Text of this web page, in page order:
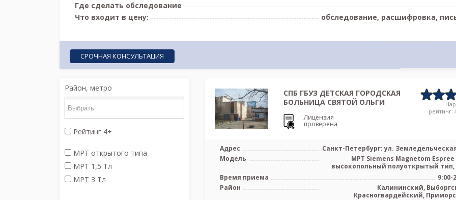
Где сделать обследование
Что входит в цену:
обследование, расшифровка,
СРОЧНАЯ КОНСУЛЬТАЦИЯ
Район, метро
Рейтинг 4+
МРТ открытого типа
МРТ 1,5 Тл
МРТ 3 Тл
СПБ ГБУЗ ДЕТСКАЯ ГОРОДСКАЯ
БОЛЬНИЦА СВЯТОЙ ОЛЬГИ
Лицензия
проверена
рейтинг:
Адрес
Санкт-Петербург: ул.
Модель
МРТ Siemens Magnetom Espree
высокопольный полуоткрытый тип,
Время приема
9:00-
Район
Калининский,
Красногвардейский,